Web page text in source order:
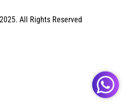
All Rights Reserved